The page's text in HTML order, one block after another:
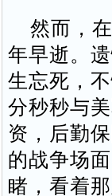
然而，在
年早逝。
生忘死，
分秒秒与
资，后勤
的战争场
睹，看着